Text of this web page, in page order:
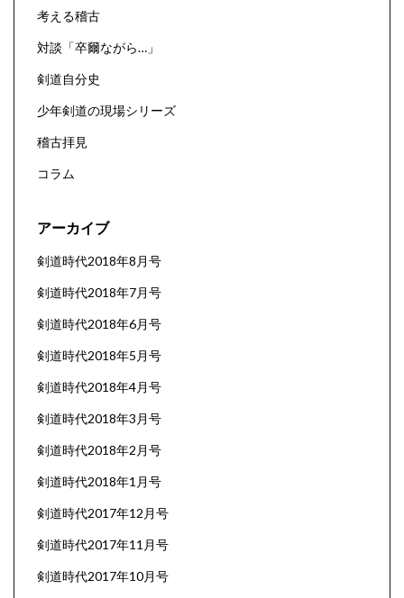
考える稽古
対談「卒爾ながら…」
剣道自分史
少年剣道の現場シリーズ
稽古拝見
コラム
アーカイブ
剣道時代2018年8月号
剣道時代2018年7月号
剣道時代2018年6月号
剣道時代2018年5月号
剣道時代2018年4月号
剣道時代2018年3月号
剣道時代2018年2月号
剣道時代2018年1月号
剣道時代2017年12月号
剣道時代2017年11月号
剣道時代2017年10月号